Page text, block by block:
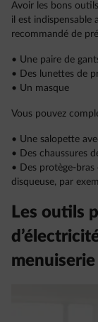
Avoir les bons
il est indispensable
recommandé de
• Une paire de
• Des lunettes de
• Un masque
Vous pouvez
• Une salopette
• Des chaussures
• Des protège-
disqueuse, par
Les outils
menuiserie